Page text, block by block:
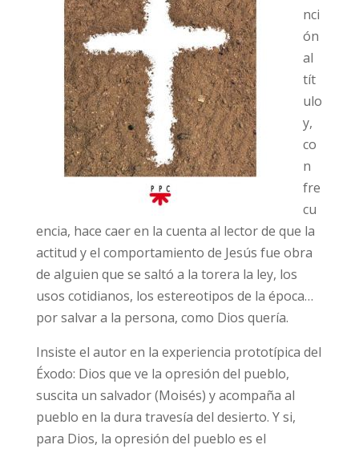
nci
ón
al
tít
ulo
y,
co
n
fre
cu
encia, hace caer en la cuenta al lector de que la
actitud y el comportamiento de Jesús fue obra
de alguien que se saltó a la torera la ley, los
usos cotidianos, los estereotipos de la época…
por salvar a la persona, como Dios quería.
Insiste el autor en la experiencia prototípica del
Éxodo: Dios que ve la opresión del pueblo,
suscita un salvador (Moisés) y acompaña al
pueblo en la dura travesía del desierto. Y si,
para Dios, la opresión del pueblo es el